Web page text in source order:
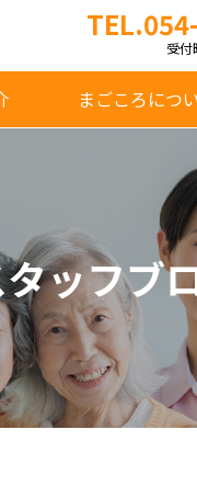
受付
まごころにつ
ッフブ